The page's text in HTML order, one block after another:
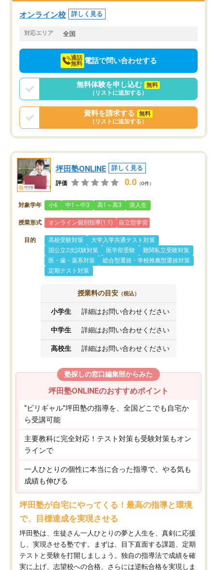
オンライン校 詳しく見る
対応エリア 全国
通話
無料 電話で問い合わせする
無料体験を申し込む
無料
（リストに追加する）
資料を請求する
無料
（リストに追加する）
坪田塾ONLINE 詳しく見る
評価 0.0 （0件）
対象学年 小6 中1～中3 高1～高3 浪人生
授業形式 オンライン個別指導(1:1) 自立型学習
目的 高校受験対策
大学入学共通テスト対策
国公立2次試験対策
医学部受験
難関私立受験対策
医・歯・薬系対策
総合型選抜・学校推薦型選抜対策
定期テスト対策
授業料の目安 （税込）
小学生 詳細はお問い合わせください
中学生 詳細はお問い合わせください
高校生 詳細はお問い合わせください
塾探しの窓口編集部からみた
坪田塾ONLINEのおすすめポイント
“ビリギャル”坪田塾の指導を、全国どこでも自宅か
ら受講可能
主要教科に完全対応！テスト対策も受験対策もオン
ラインで
一人ひとりの個性に本当に合った指導で、やる気も
成績も伸びる
坪田塾が自宅にやってくる！最高の指導と環境
で、目標達成を実現させる
坪田塾は、生徒さん一人ひとりの夢と人生を、真剣に応援
し、実現させる塾です。まずは、目下直面する課題、定期
テストと受験を打開しましょう。独自の指導法で成績を確
実に上げ、志望校への合格、さらには逆転合格を実現しま